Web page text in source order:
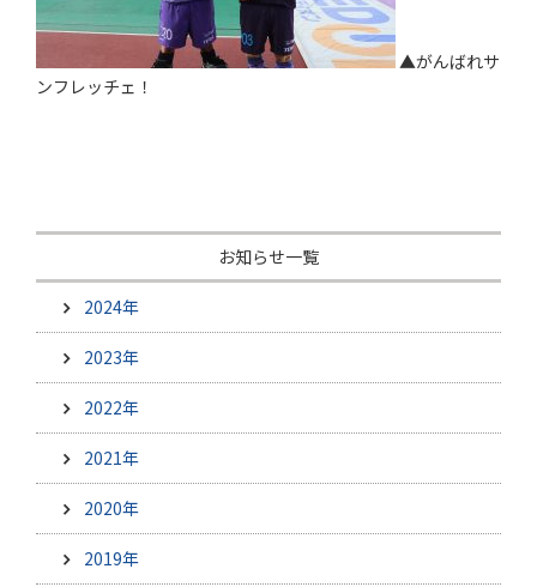
▲がんばれサ
ンフレッチェ！
お知らせ一覧
2024年
2023年
2022年
2021年
2020年
2019年